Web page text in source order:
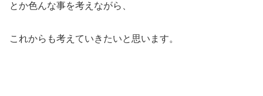
とか色んな事を考えながら、
これからも考えていきたいと思います。